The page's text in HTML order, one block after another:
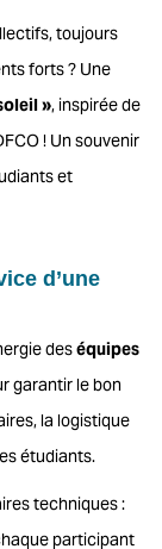
toujours
forts ? Une
», inspirée de
! Un souvenir
et
d’une
deséquipes
garantir le bon
la logistique
étudiants.
techniques :
participant